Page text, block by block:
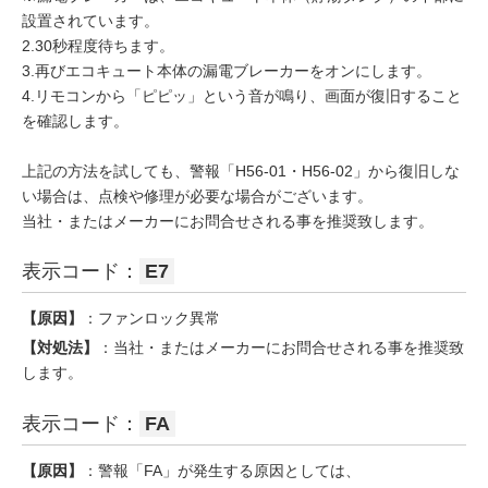
設置されています。
2.30秒程度待ちます。
3.再びエコキュート本体の漏電ブレーカーをオンにします。
4.リモコンから「ピピッ」という音が鳴り、画面が復旧すること
を確認します。
上記の方法を試しても、警報「H56-01・H56-02」から復旧しな
い場合は、点検や修理が必要な場合がございます。
当社・またはメーカーにお問合せされる事を推奨致します。
表示コード： E7
【原因】
：ファンロック異常
【対処法】
：当社・またはメーカーにお問合せされる事を推奨致
します。
表示コード： FA
【原因】
：警報「FA」が発生する原因としては、